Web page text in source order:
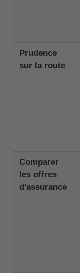
Prudence
sur la route
Comparer
les offres
d'assurance